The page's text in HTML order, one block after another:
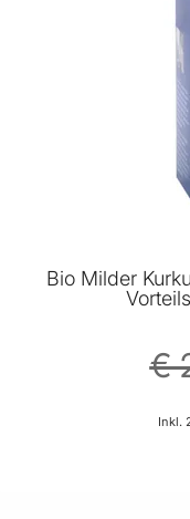
Bio Milder
€
Inkl.